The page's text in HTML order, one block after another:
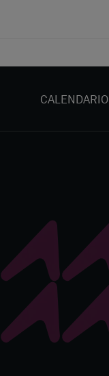
CALENDARIO